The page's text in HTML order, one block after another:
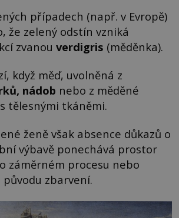
případech (např. v Evropě)
že zelený odstín vzniká
zvanou verdigris (měděnka).
když měď, uvolněná z
nádob nebo z měděné
tělesnými tkáněmi.
ženě však absence důkazů o
výbavě ponechává prostor
o záměrném procesu nebo
zbarvení.